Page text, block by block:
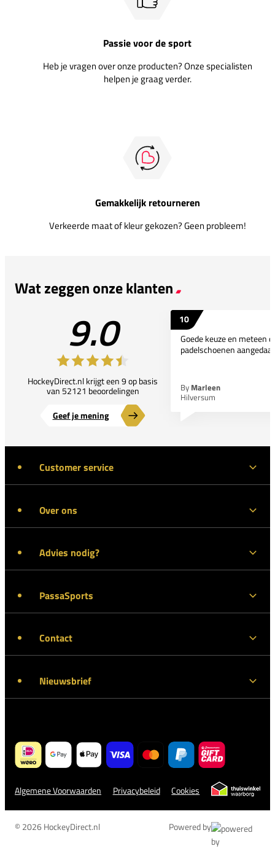
Passie voor de sport
Heb je vragen over onze producten? Onze specialisten
helpen je graag verder.
Gemakkelijk retourneren
Verkeerde maat of kleur gekozen? Geen probleem!
Wat zeggen onze klanten
9.0
HockeyDirect.nl krijgt een 9 op basis
van 52121 beoordelingen
Geef je mening
10
Goede keuze en meteen
padelschoenen
By Marleen
Hilversum
Customer service
Over ons
Advies nodig?
PassaSports
Contact
Nieuwsbrief
Algemene Voorwaarden Privacybeleid Cookies
© 2026 HockeyDirect.nl Powered by